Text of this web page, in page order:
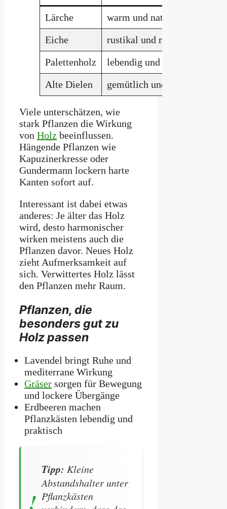
Lärche warm und natürlich
Eiche
rustikal und massiv
Palettenholz
lebendig und kreativ
Alte Dielen
gemütlich und weich
Viele unterschätzen, wie
stark Pflanzen die Wirkung
von Holz beeinflussen.
Hängende Pflanzen wie
Kapuzinerkresse oder
Gundermann lockern harte
Kanten sofort auf.
Interessant ist dabei etwas
anderes: Je älter das Holz
wird, desto harmonischer
wirken meistens auch die
Pflanzen davor. Neues Holz
zieht Aufmerksamkeit auf
sich. Verwittertes Holz lässt
den Pflanzen mehr Raum.
Pflanzen, die
besonders gut zu
Holz passen
Lavendel bringt Ruhe und
mediterrane Wirkung
Gräser sorgen für Bewegung
und lockere Übergänge
Erdbeeren machen
Pflanzkästen lebendig und
praktisch
Tipp: Kleine
Abstandshalter unter
Pflanzkästen